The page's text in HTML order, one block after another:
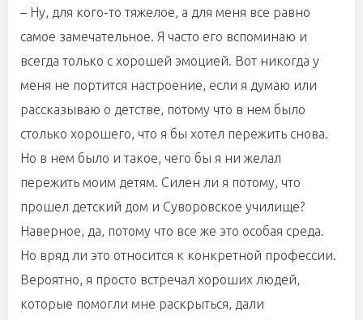
– Ну, для кого-то тяжелое, а для меня все равно
самое замечательное. Я часто его вспоминаю и
всегда только с хорошей эмоцией. Вот никогда у
меня не портится настроение, если я думаю или
рассказываю о детстве, потому что в нем было
столько хорошего, что я бы хотел пережить снова.
Но в нем было и такое, чего бы я ни желал
пережить моим детям. Силен ли я потому, что
прошел детский дом и Суворовское училище?
Наверное, да, потому что все же это особая среда.
Но вряд ли это относится к конкретной профессии.
Вероятно, я просто встречал хороших людей,
которые помогли мне раскрыться, дали